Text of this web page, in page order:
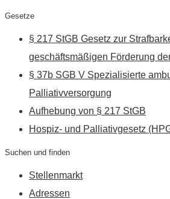
Gesetze
§ 217 StGB Gesetz zur
geschäftsmäßigen Förderung
§ 37b SGB V Spezialisierte
Palliativversorgung
Aufhebung von § 217 StGB
Hospiz- und Palliativgesetz
Suchen und finden
Stellenmarkt
Adressen